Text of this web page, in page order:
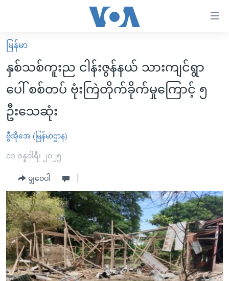
လွယ်ကူ
စေ
သည့်
Link
များ
ပင်မ
အကြောင်းအရာ
ကျော်
ကြည့်
ရန်
ပင်မ
အ
ညွန်း
စာမျက်နှာ
သို့
မူလစာမျက်နှာ
မြန်မာ
ကမ္ဘာ့သတင်းများ
နိုင်ငံတကာ
အစ္စရေး-ပါလက်စတိုင်း
ဗွီဒီယို
အင်္ဂလိပ်စာလေ့လာမယ်
အမေရိကန်သုံးအီဒီယံ
မကြေးမုံရဲ့ အင်္ဂလိပ်စာ
ရုပ်ရှင်ထဲက အင်္ဂလိပ်စာ
သုတပဒေသာ အင်္ဂလိပ်စာ
အပတ်စဉ်ကဏ္ဍများ
ရေဒီယို
တီဗွီ
ရေဒီယိုနှင့်ရုပ်သံ အချက်အလက်များ
ရေဒီယို/တီဗွီအစီအစဉ်
Learning English
ဗွီအိုအေ လူမှုကွန်ယက်များ
မြန်မာ
နှစ်သစ်ကူးည ငါန်းဇွန်နယ် သားကျင်ရွာ
ပေါ် စစ်တပ် ဗုံးကြဲတိုက်ခိုက်မှုကြောင့် ၅
ဦးသေဆုံး
ဗွီအိုအေ (မြန်မာဌာန)
၀၁ ဇန္နဝါရီ၊ ၂၀၂၅
မျှဝေပါ